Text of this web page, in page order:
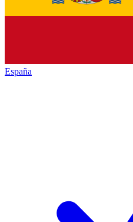
España